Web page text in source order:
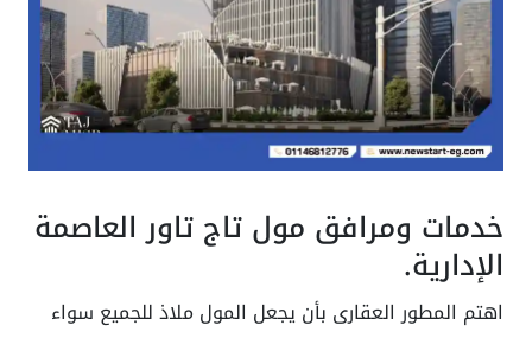
خدمات ومرافق مول تاج تاور العاصمة
الإدارية.
اهتم المطور العقارى بأن يجعل المول ملاذ للجميع سواء